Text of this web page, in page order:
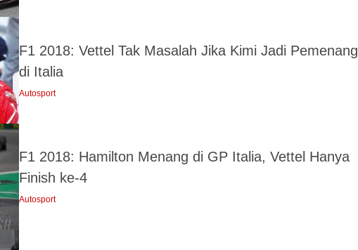
F1 2018: Vettel Tak Masalah Jika Kimi Jadi Pemenang
di Italia
Autosport
F1 2018: Hamilton Menang di GP Italia, Vettel Hanya
Finish ke-4
Autosport